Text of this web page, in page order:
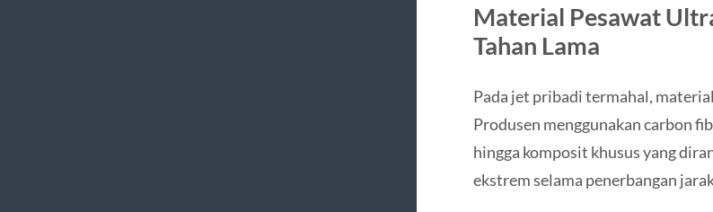
Material Pesawat
Tahan Lama
Pada jet pribadi termahal,
Produsen menggunakan carbon
hingga komposit khusus yang
ekstrem selama penerbangan